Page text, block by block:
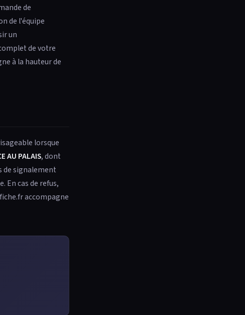
de
de l'équipe
un
de votre
à la hauteur de
lorsque
AU PALAIS, dont
de signalement
En cas de refus,
accompagne